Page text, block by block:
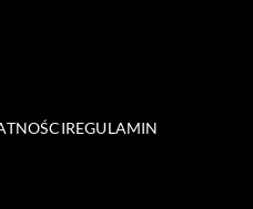
REGULAMIN